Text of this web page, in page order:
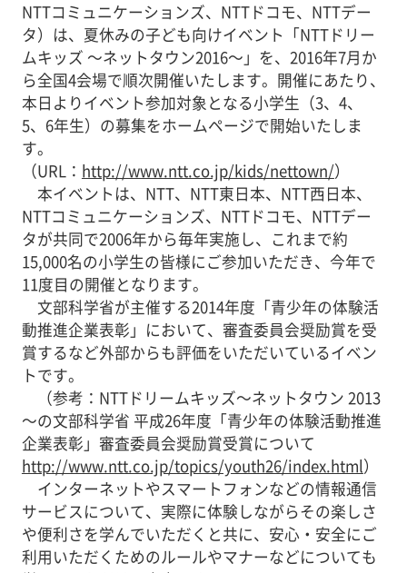
NTTコミュニケーションズ、NTTドコモ、NTTデー
タ）は、夏休みの子ども向けイベント「NTTドリー
ムキッズ ～ネットタウン2016～」を、2016年7月か
ら全国4会場で順次開催いたします。開催にあたり、
本日よりイベント参加対象となる小学生（3、4、
5、6年生）の募集をホームページで開始いたしま
す。
（URL： http://www.ntt.co.jp/kids/nettown/）
本イベントは、NTT、NTT東日本、NTT西日本、
NTTコミュニケーションズ、NTTドコモ、NTTデー
タが共同で2006年から毎年実施し、これまで約
15,000名の小学生の皆様にご参加いただき、今年で
11度目の開催となります。
文部科学省が主催する2014年度「青少年の体験活
動推進企業表彰」において、審査委員会奨励賞を受
賞するなど外部からも評価をいただいているイベン
トです。
（参考：NTTドリームキッズ～ネットタウン 2013
～の文部科学省 平成26年度「青少年の体験活動推進
企業表彰」審査委員会奨励賞受賞について
http://www.ntt.co.jp/topics/youth26/index.html）
インターネットやスマートフォンなどの情報通信
サービスについて、実際に体験しながらその楽しさ
や便利さを学んでいただくと共に、安心・安全にご
利用いただくためのルールやマナーなどについても